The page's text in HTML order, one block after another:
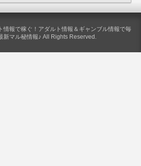
報で稼ぐ！アダルト情報＆ギャンブル情報で毎
新マル秘情報♪ All Rights Reserved.